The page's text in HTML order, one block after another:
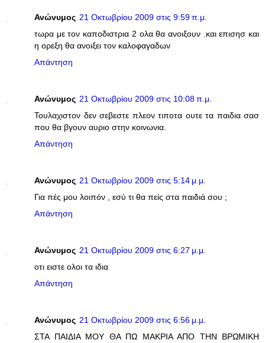
Ανώνυμος 21 Οκτωβρίου 2009 στις 9:59 π.μ.
τωρα με τον καποδιστρια 2 ολα θα ανοιξουν .και επισησ και
η ορεξη θα ανοιξει τον καλοφαγαδων
Απάντηση
Ανώνυμος 21 Οκτωβρίου 2009 στις 10:08 π.μ.
Τουλαχιστον δεν σεβεστε πλεον τιποτα ουτε τα παιδια σασ
που θα βγουν αυριο στην κοινωνια.
Απάντηση
Ανώνυμος 21 Οκτωβρίου 2009 στις 5:14 μ.μ.
Για πές μου λοιπόν , εσύ τι θα πείς στα παιδιά σου ;
Απάντηση
Ανώνυμος 21 Οκτωβρίου 2009 στις 6:27 μ.μ.
οτι ειστε ολοι τα ιδια
Απάντηση
Ανώνυμος 21 Οκτωβρίου 2009 στις 6:56 μ.μ.
ΣΤΑ ΠΑΙΔΙΑ ΜΟΥ ΘΑ ΠΩ ΜΑΚΡΙΑ ΑΠΟ ΤΗΝ ΒΡΩΜΙΚΗ